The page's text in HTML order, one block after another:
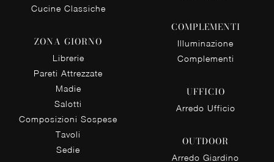
Cucine Classiche
ZONA GIORNO
Librerie
Pareti Attrezzate
Madie
Salotti
Composizioni Sospese
Tavoli
Sedie
COMPLEMENTI
Illuminazione
Complementi
UFFICIO
Arredo Ufficio
OUTDOOR
Arredo Giardino